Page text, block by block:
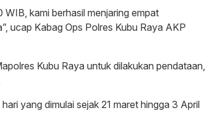
kami berhasil menjaring empat
ucap Kabag Ops Polres Kubu Raya AKP
Kubu Raya untuk dilakukan pendataan,
yang dimulai sejak 21 maret hingga 3 April